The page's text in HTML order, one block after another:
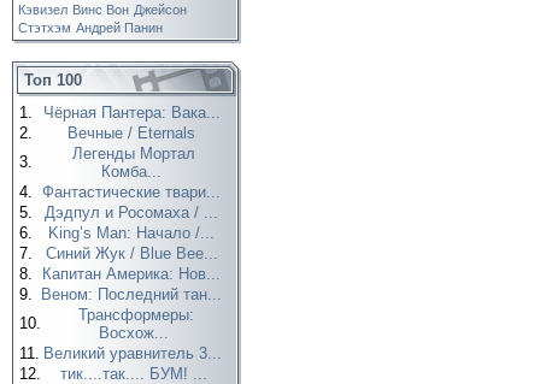
Кэвизел Винс Вон Джейсон
Стэтхэм Андрей Панин
Топ 100
1.
Чёрная Пантера: Вака...
2.
Вечные / Eternals
3.
Легенды Мортал
Комба...
4. Фантастические твари...
5.
Дэдпул и Росомаха / ...
6.
King’s Man: Начало /...
7.
Синий Жук / Blue Bee...
8.
Капитан Америка: Нов...
9.
Веном: Последний тан...
10.
Трансформеры:
Восхож...
11. Великий уравнитель 3...
12.
тик....так.... БУМ! ...